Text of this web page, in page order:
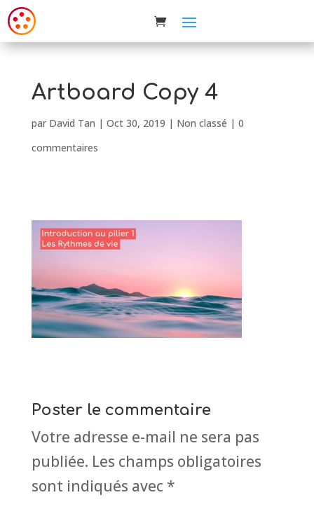
Artboard Copy 4
par David Tan | Oct 30, 2019 | Non classé | 0
commentaires
Poster le commentaire
Votre adresse e-mail ne sera pas
publiée. Les champs obligatoires
sont indiqués avec *